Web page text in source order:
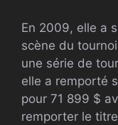
En 2009, elle a
scène du
une série de
elle a remporté
pour 71 899 $
remporter le